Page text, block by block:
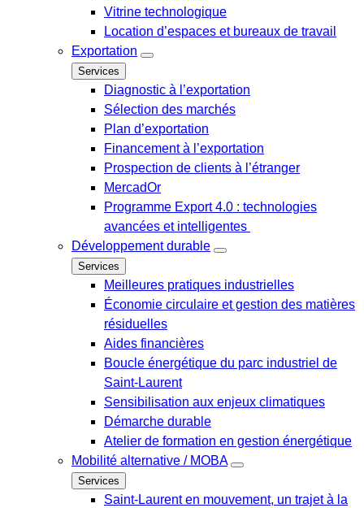
Vitrine technologique
Location d’espaces et bureaux de travail
Exportation
Services
Diagnostic à l’exportation
Sélection des marchés
Plan d’exportation
Financement à l’exportation
Prospection de clients à l’étranger
MercadOr
Programme Export 4.0 : technologies
avancées et intelligentes
Développement durable
Services
Meilleures pratiques industrielles
Économie circulaire et gestion des matières
résiduelles
Aides financières
Boucle énergétique du parc industriel de
Saint-Laurent
Sensibilisation aux enjeux climatiques
Démarche durable
Atelier de formation en gestion énergétique
Mobilité alternative / MOBA
Services
Saint-Laurent en mouvement, un trajet à la